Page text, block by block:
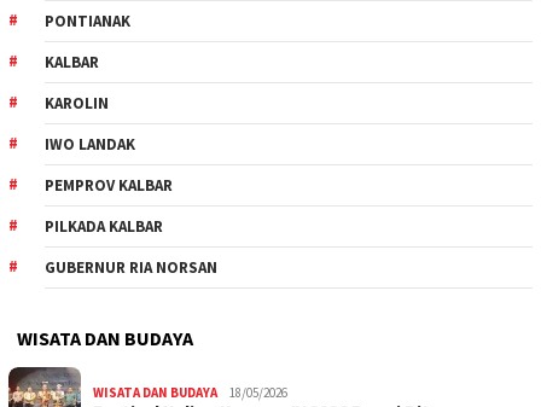
PONTIANAK
KALBAR
KAROLIN
IWO LANDAK
PEMPROV KALBAR
PILKADA KALBAR
GUBERNUR RIA NORSAN
WISATA DAN BUDAYA
WISATA DAN BUDAYA 18/05/2026